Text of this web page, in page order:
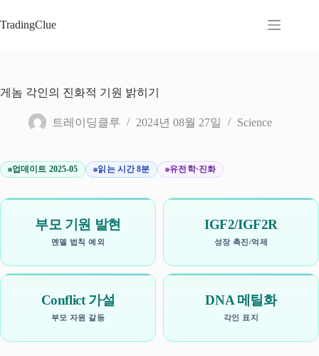
문
뛰
TradingClue
게놈 각인의 진화적 기원 밝히기
트레이딩클루 2024년 08월 27일 Science
업데이트 2025-05 읽는 시간 8분 유전학·진화
부모 기원 발현
멘델 법칙 예외
IGF2/IGF2R
성장 촉진/억제
Conflict 가설
부모 자원 갈등
DNA 메틸화
각인 표지